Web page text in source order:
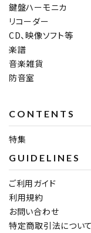
鍵盤ハーモニカ
リコーダー
CD、映像ソフト等
楽譜
音楽雑貨
防音室
CONTENTS
特集
GUIDELINES
ご利用ガイド
利用規約
お問い合わせ
特定商取引法について